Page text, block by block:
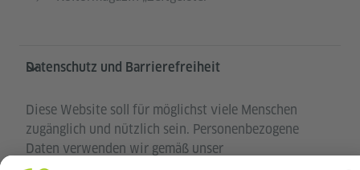
Datenschutz und Barrierefreiheit
Diese Website soll für möglichst viele Menschen
zugänglich und nützlich sein. Personenbezogene
Daten verwenden wir gemäß unser